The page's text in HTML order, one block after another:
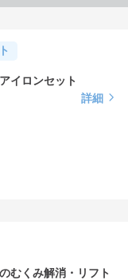
イロンセット
詳細
むくみ解消・リフト